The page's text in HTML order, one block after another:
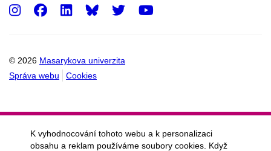
© 2026 Masarykova univerzita
Správa webu
Cookies
Instagram
Facebook
LinkedInTwitter
K vyhodnocování tohoto webu a k personalizaci
obsahu a reklam používáme soubory cookies. Když